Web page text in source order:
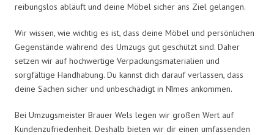
reibungslos abläuft und deine Möbel sicher ans Ziel gelangen.
Wir wissen, wie wichtig es ist, dass deine Möbel und persönlichen
Gegenstände während des Umzugs gut geschützt sind. Daher
setzen wir auf hochwertige Verpackungsmaterialien und
sorgfältige Handhabung. Du kannst dich darauf verlassen, dass
deine Sachen sicher und unbeschädigt in Nîmes ankommen.
Bei Umzugsmeister Brauer Wels legen wir großen Wert auf
Kundenzufriedenheit. Deshalb bieten wir dir einen umfassenden